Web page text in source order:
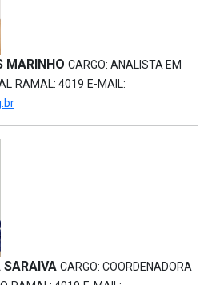
MARINHO CARGO: ANALISTA EM
RAMAL: 4019 E-MAIL:
SARAIVA CARGO: COORDENADORA